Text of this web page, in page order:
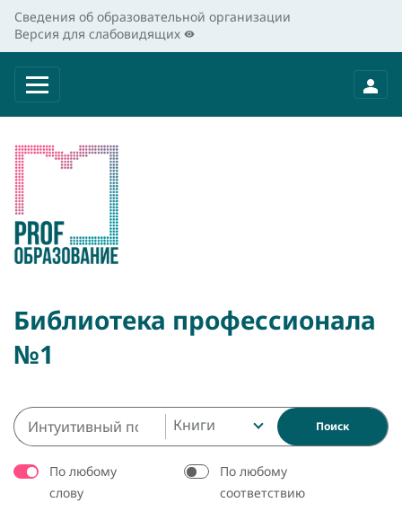
Сведения об образовательной организации
Версия для слабовидящих
Библиотека профессионала
№1
Книги Поиск
По любому
слову
По любому
соответствию